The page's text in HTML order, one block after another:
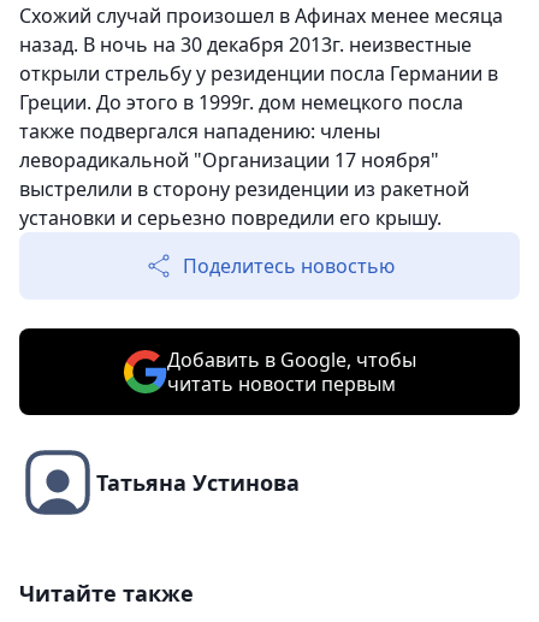
Схожий случай произошел в Афинах менее месяца
назад. В ночь на 30 декабря 2013г. неизвестные
открыли стрельбу у резиденции посла Германии в
Греции. До этого в 1999г. дом немецкого посла
также подвергался нападению: члены
леворадикальной "Организации 17 ноября"
выстрелили в сторону резиденции из ракетной
установки и серьезно повредили его крышу.
Поделитесь новостью
Добавить в Google, чтобы
читать новости первым
Татьяна Устинова
Читайте также